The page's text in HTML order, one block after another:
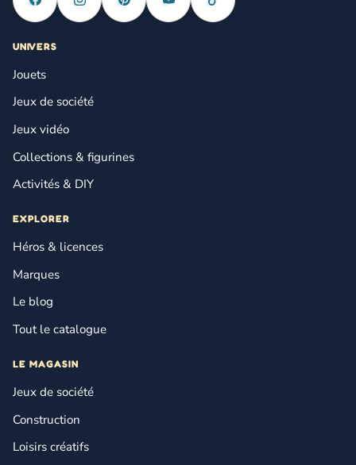
UNIVERS
Jouets
Jeux de société
Jeux vidéo
Collections & figurines
Activités & DIY
EXPLORER
Héros & licences
Marques
Le blog
Tout le catalogue
LE MAGASIN
Jeux de société
Construction
Loisirs créatifs